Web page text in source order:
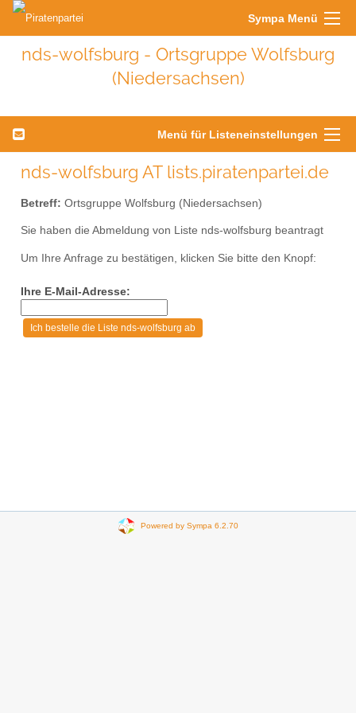
Sympa Menü
nds-wolfsburg - Ortsgruppe Wolfsburg
(Niedersachsen)
Menü für Listeneinstellungen
nds-wolfsburg AT lists.piratenpartei.de
Betreff: Ortsgruppe Wolfsburg (Niedersachsen)
Sie haben die Abmeldung von Liste nds-wolfsburg beantragt
Um Ihre Anfrage zu bestätigen, klicken Sie bitte den Knopf:
Ihre E-Mail-Adresse:
Powered by Sympa 6.2.70